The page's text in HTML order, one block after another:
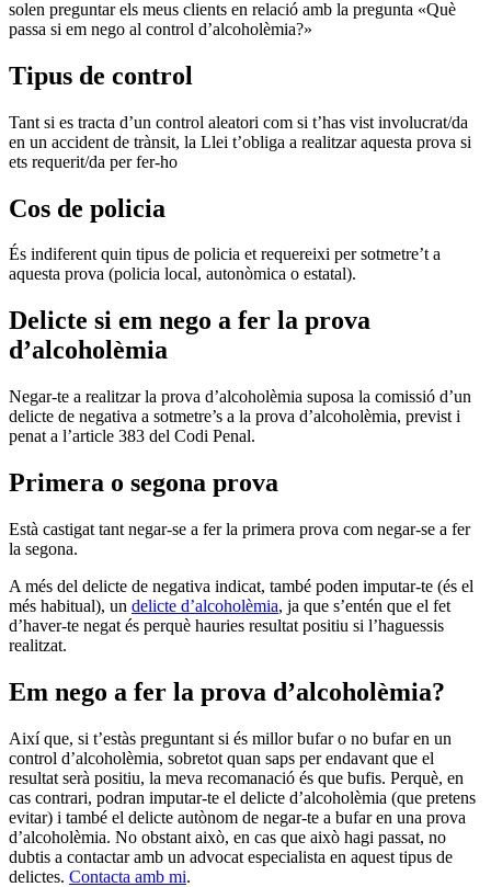
solen preguntar els meus clients en relació amb la pregunta «Què
passa si em nego al control d’alcoholèmia?»
Tipus de control
Tant si es tracta d’un control aleatori com si t’has vist involucrat/da
en un accident de trànsit, la Llei t’obliga a realitzar aquesta prova si
ets requerit/da per fer-ho
Cos de policia
És indiferent quin tipus de policia et requereixi per sotmetre’t a
aquesta prova (policia local, autonòmica o estatal).
Delicte si em nego a fer la prova
d’alcoholèmia
Negar-te a realitzar la prova d’alcoholèmia suposa la comissió d’un
delicte de negativa a sotmetre’s a la prova d’alcoholèmia, previst i
penat a l’article 383 del Codi Penal.
Primera o segona prova
Està castigat tant negar-se a fer la primera prova com negar-se a fer
la segona.
A més del delicte de negativa indicat, també poden imputar-te (és el
més habitual), un delicte d’alcoholèmia, ja que s’entén que el fet
d’haver-te negat és perquè hauries resultat positiu si l’haguessis
realitzat.
Em nego a fer la prova d’alcoholèmia?
Així que, si t’estàs preguntant si és millor bufar o no bufar en un
control d’alcoholèmia, sobretot quan saps per endavant que el
resultat serà positiu, la meva recomanació és que bufis. Perquè, en
cas contrari, podran imputar-te el delicte d’alcoholèmia (que pretens
evitar) i també el delicte autònom de negar-te a bufar en una prova
d’alcoholèmia. No obstant això, en cas que això hagi passat, no
dubtis a contactar amb un advocat especialista en aquest tipus de
delictes. Contacta amb mi.